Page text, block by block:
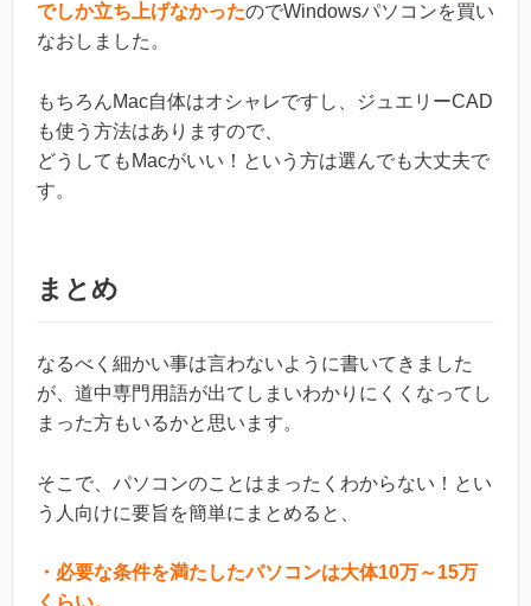
でしか立ち上げなかったのでWindowsパソコンを買い
なおしました。
もちろんMac自体はオシャレですし、ジュエリーCAD
も使う方法はありますので、
どうしてもMacがいい！という方は選んでも大丈夫で
す。
まとめ
なるべく細かい事は言わないように書いてきました
が、道中専門用語が出てしまいわかりにくくなってし
まった方もいるかと思います。
そこで、パソコンのことはまったくわからない！とい
う人向けに要旨を簡単にまとめると、
・必要な条件を満たしたパソコンは大体10万～15万